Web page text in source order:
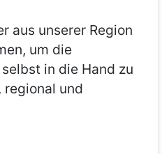
aus unserer Region
um die
in die Hand zu
regional und